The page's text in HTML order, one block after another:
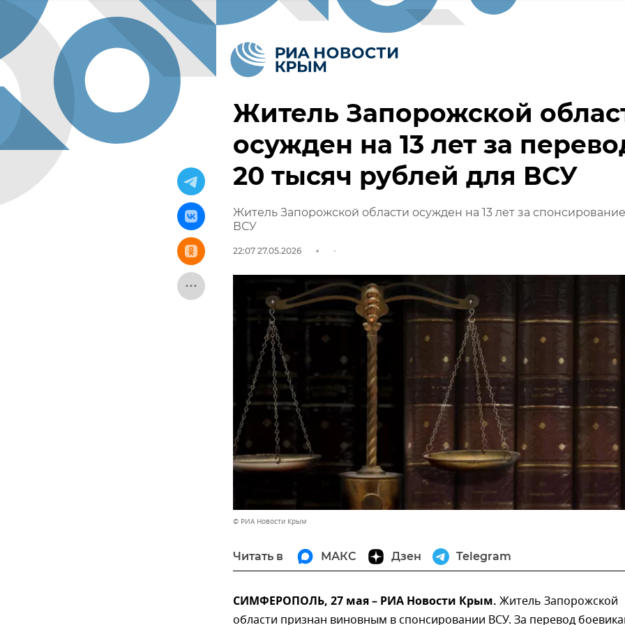
Житель Запорожской
осужден на 13 лет за
20 тысяч рублей для ВСУ
Житель Запорожской области осужден на 13 лет за спонсирование
ВСУ
22:07 27.05.2026
© РИА Новости Крым
Читать в МАКС Дзен Telegram
СИМФЕРОПОЛЬ, 27 мая – РИА Новости Крым. Житель Запорожской
области признан виновным в спонсировании ВСУ. За перевод